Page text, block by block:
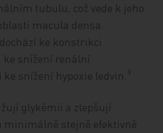
tubulu, což vede k jeho
macula densa.
ke konstrikci
snížení renální
snížení hypoxie ledvin. 9
glykémii a zlepšují
minimálně stejně efektivně